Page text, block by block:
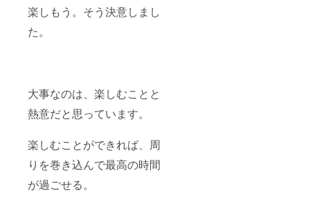
楽しもう。そう決意しまし
た。
大事なのは、楽しむことと
熱意だと思っています。
楽しむことができれば、周
りを巻き込んで最高の時間
が過ごせる。